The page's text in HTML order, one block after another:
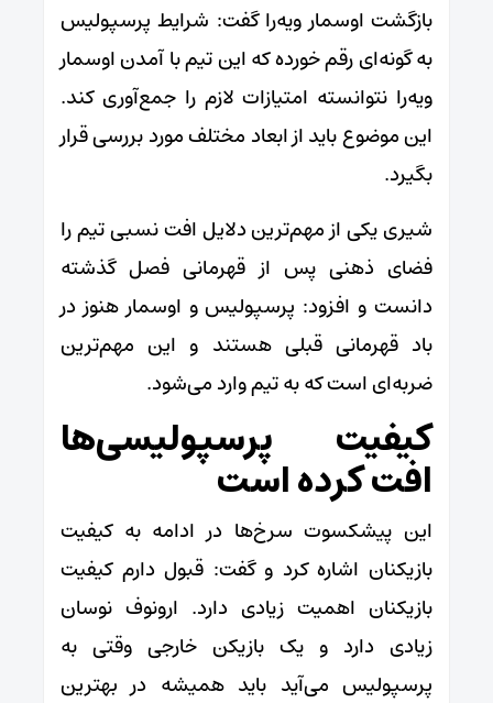
بازگشت اوسمار ویه‌را گفت: شرایط پرسپولیس
به گونه‌ای رقم خورده که این تیم با آمدن اوسمار
ویه‌را نتوانسته امتیازات لازم را جمع‌آوری کند.
این موضوع باید از ابعاد مختلف مورد بررسی قرار
بگیرد.
شیری یکی از مهم‌ترین دلایل افت نسبی تیم را
فضای ذهنی پس از قهرمانی فصل گذشته
دانست و افزود: پرسپولیس و اوسمار هنوز در
باد قهرمانی قبلی هستند و این مهم‌ترین
ضربه‌ای است که به تیم وارد می‌شود.
کیفیت پرسپولیسی‌ها
افت کرده است
این پیشکسوت سرخ‌ها در ادامه به کیفیت
بازیکنان اشاره کرد و گفت: قبول دارم کیفیت
بازیکنان اهمیت زیادی دارد. ارونوف نوسان
زیادی دارد و یک بازیکن خارجی وقتی به
پرسپولیس می‌آید باید همیشه در بهترین